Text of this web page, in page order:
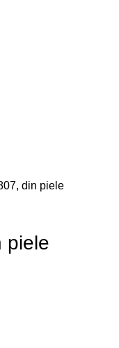
din piele
piele